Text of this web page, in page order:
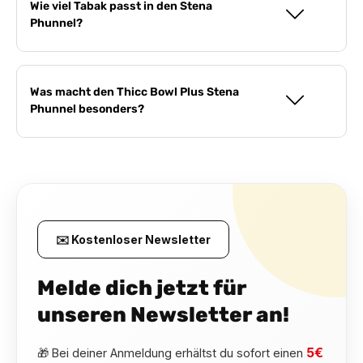
Wie viel Tabak passt in den Stena
Phunnel?
Was macht den Thicc Bowl Plus Stena
Phunnel besonders?
✉️ Kostenloser Newsletter
Melde dich jetzt für
unseren Newsletter an!
🎁 Bei deiner Anmeldung erhältst du sofort einen 5€